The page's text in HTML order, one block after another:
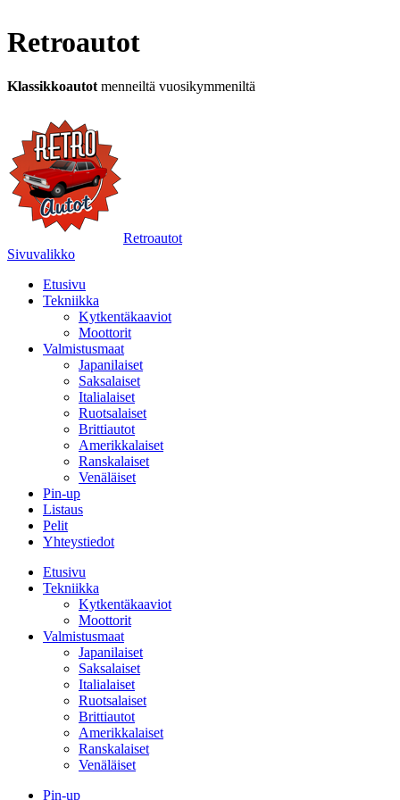
Retroautot
Klassikkoautot menneiltä vuosikymmeniltä
Retroautot
Sivuvalikko
Etusivu
Tekniikka
Kytkentäkaaviot
Moottorit
Valmistusmaat
Japanilaiset
Saksalaiset
Italialaiset
Ruotsalaiset
Brittiautot
Amerikkalaiset
Ranskalaiset
Venäläiset
Pin-up
Listaus
Pelit
Yhteystiedot
Etusivu
Tekniikka
Kytkentäkaaviot
Moottorit
Valmistusmaat
Japanilaiset
Saksalaiset
Italialaiset
Ruotsalaiset
Brittiautot
Amerikkalaiset
Ranskalaiset
Venäläiset
Pin-up